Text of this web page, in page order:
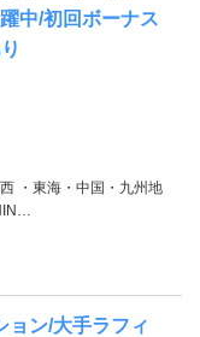
中/初回ボーナス
・東海・中国・九州地
ョン/大手ラフィ